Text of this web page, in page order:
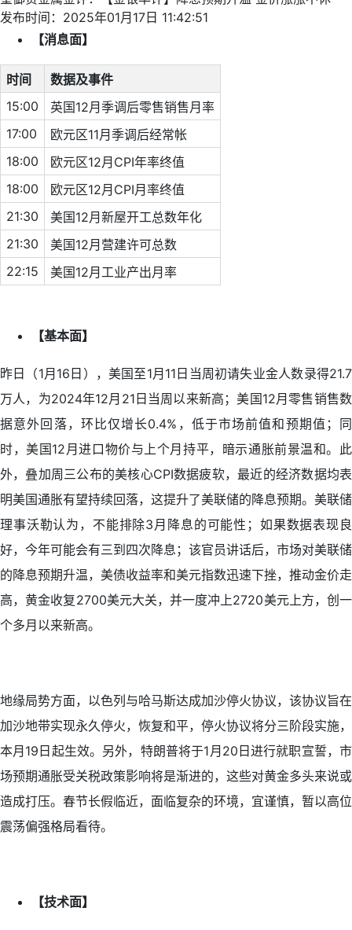
发布时间：2025年01月17日 11:42:51
【消息面】
时间
数据及事件
15:00
英国12月季调后零售销售月率
17:00
欧元区11月季调后经常帐
18:00
欧元区12月CPI年率终值
18:00
欧元区12月CPI月率终值
21:30
美国12月新屋开工总数年化
21:30
美国12月营建许可总数
22:15
美国12月工业产出月率
【基本面】
昨日（1月16日），美国至1月11日当周初请失业金人数录得21.7
万人，为2024年12月21日当周以来新高；美国12月零售销售数
据意外回落，环比仅增长0.4%，低于市场前值和预期值；同
时，美国12月进口物价与上个月持平，暗示通胀前景温和。此
外，叠加周三公布的美核心CPI数据疲软，最近的经济数据均表
明美国通胀有望持续回落，这提升了美联储的降息预期。美联储
理事沃勒认为，不能排除3月降息的可能性；如果数据表现良
好，今年可能会有三到四次降息；该官员讲话后，市场对美联储
的降息预期升温，美债收益率和美元指数迅速下挫，推动金价走
高，黄金收复2700美元大关，并一度冲上2720美元上方，创一
个多月以来新高。
地缘局势方面，以色列与哈马斯达成加沙停火协议，该协议旨在
加沙地带实现永久停火，恢复和平，停火协议将分三阶段实施，
本月19日起生效。另外，特朗普将于1月20日进行就职宣誓，市
场预期通胀受关税政策影响将是渐进的，这些对黄金多头来说或
造成打压。春节长假临近，面临复杂的环境，宜谨慎，暂以高位
震荡偏强格局看待。
【技术面】